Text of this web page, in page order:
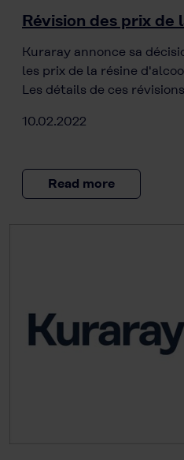
Révision des prix de
Kuraray annonce sa
les prix de la résine
Les détails de ces
10.02.2022
Read more